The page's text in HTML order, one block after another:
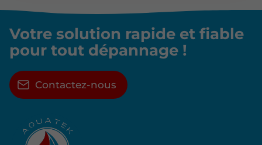
Votre solution rapide et fiable
pour tout dépannage !
Contactez-nous